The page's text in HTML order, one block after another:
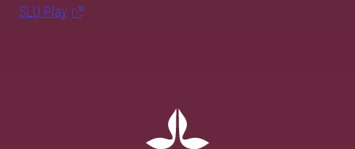
SLU Play